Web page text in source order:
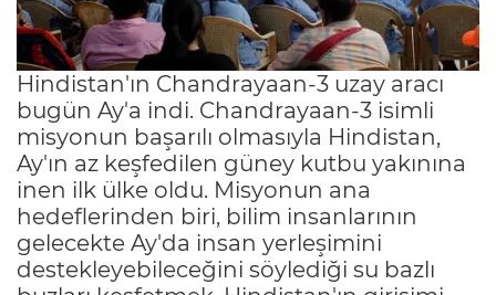
Hindistan'ın Chandrayaan-3 uzay aracı
bugün Ay'a indi. Chandrayaan-3 isimli
misyonun başarılı olmasıyla Hindistan,
Ay'ın az keşfedilen güney kutbu yakınına
inen ilk ülke oldu. Misyonun ana
hedeflerinden biri, bilim insanlarının
gelecekte Ay'da insan yerleşimini
destekleyebileceğini söylediği su bazlı